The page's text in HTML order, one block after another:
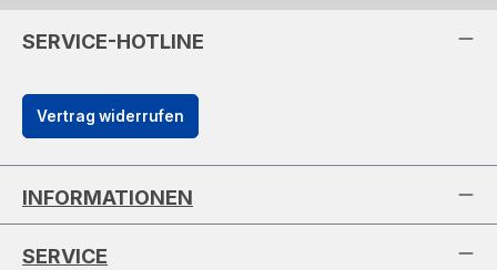
SERVICE-HOTLINE
Vertrag widerrufen
INFORMATIONEN
SERVICE